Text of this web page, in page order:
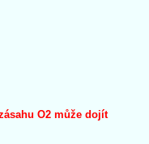
O2 může dojít